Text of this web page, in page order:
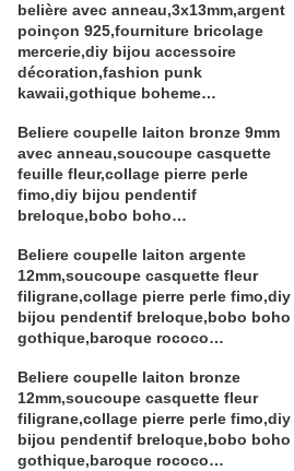
belière avec anneau,3x13mm,argent
poinçon 925,fourniture bricolage
mercerie,diy bijou accessoire
décoration,fashion punk
kawaii,gothique boheme
ceremonie,ateliers du fait mains
Beliere coupelle laiton bronze 9mm
avec anneau,soucoupe casquette
feuille fleur,collage pierre perle
fimo,diy bijou pendentif
breloque,bobo boho
victorien,deco scrap
Beliere coupelle laiton argente
12mm,soucoupe casquette fleur
filigrane,collage pierre perle fimo,diy
bijou pendentif breloque,bobo boho
gothique,baroque rococo
Beliere coupelle laiton bronze
12mm,soucoupe casquette fleur
filigrane,collage pierre perle fimo,diy
bijou pendentif breloque,bobo boho
gothique,baroque rococo